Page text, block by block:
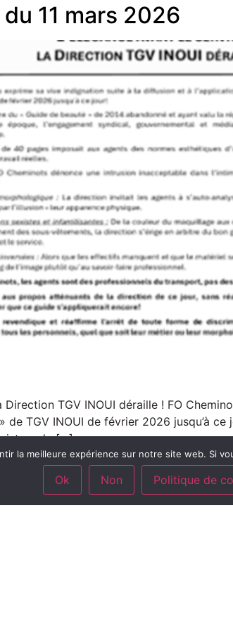
11 mars 2026
Direction TGV INOUI déraille ! FO
de TGV INOUI de février 2026 jusqu’à
» de […]
STRUCTURE
VOS
la meilleure expérience sur notre site web. Si
Ok Non Politique de